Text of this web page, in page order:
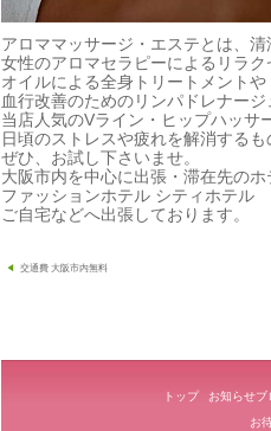
アロママッサージ・エステとは、清
女性のアロマセラピーによるリラク
オイルによる全身トリートメントや
血行改善のためのリンパドレナージ
当店人気のVライン・ヒップハッサ
日頃のストレスや疲れを解消するも
ぜひ、お試し下さいませ。
大阪市内を中心に出張・滞在先のホ
ファッションホテル シティホテル
ご自宅などへ出張しております。
投
ビ
交通費 大阪市内無料
トップ お知らせブ
お